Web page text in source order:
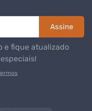
Assine
e fique atualizado